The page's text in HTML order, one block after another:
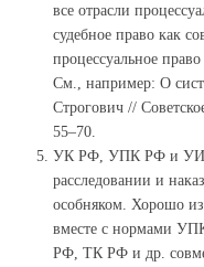
все отрасли
судебное право как
процессуальное
См., например: О
Строгович //
55–70.
УК РФ, УПК РФ и УИК
расследовании и
особняком. Хорошо
вместе с нормами
РФ, ТК РФ и др.